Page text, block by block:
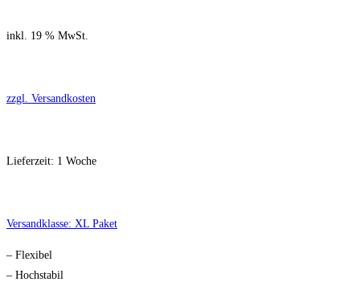
inkl. 19 % MwSt.
zzgl. Versandkosten
Lieferzeit: 1 Woche
Versandklasse: XL Paket
– Flexibel
– Hochstabil